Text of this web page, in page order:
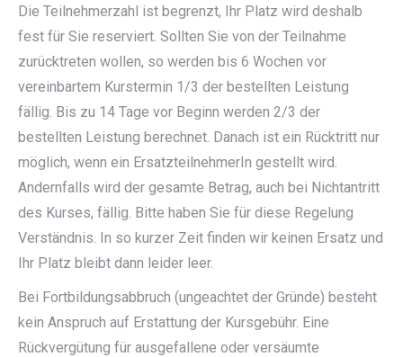
Die Teilnehmerzahl ist begrenzt, Ihr Platz wird deshalb
fest für Sie reserviert. Sollten Sie von der Teilnahme
zurücktreten wollen, so werden bis 6 Wochen vor
vereinbartem Kurstermin 1/3 der bestellten Leistung
fällig. Bis zu 14 Tage vor Beginn werden 2/3 der
bestellten Leistung berechnet. Danach ist ein Rücktritt nur
möglich, wenn ein ErsatzteilnehmerIn gestellt wird.
Andernfalls wird der gesamte Betrag, auch bei Nichtantritt
des Kurses, fällig. Bitte haben Sie für diese Regelung
Verständnis. In so kurzer Zeit finden wir keinen Ersatz und
Ihr Platz bleibt dann leider leer.
Bei Fortbildungsabbruch (ungeachtet der Gründe) besteht
kein Anspruch auf Erstattung der Kursgebühr. Eine
Rückvergütung für ausgefallene oder versäumte